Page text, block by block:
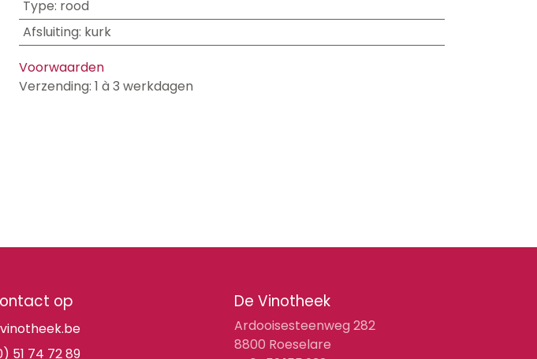
Type: rood
Afsluiting: kurk
Voorwaarden
Verzending: 1 à 3 werkdagen
De Vinotheek
Ardooisesteenweg 282
8800 Roeselare
op
51 74 72 89